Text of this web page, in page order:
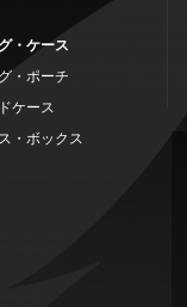
・ケース
・ポーチ
ケース
・ボックス